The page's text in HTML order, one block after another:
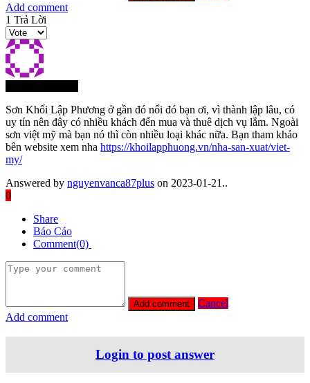
Add comment
1 Trả Lời
Sơn Khối Lập Phương ở gần đó nổi đó bạn ơi, vì thành lập lâu, có
uy tín nên đây có nhiều khách đến mua và thuê dịch vụ lắm. Ngoài
sơn việt mỹ mà bạn nó thì còn nhiều loại khác nữa. Bạn tham khảo
bên website xem nha https://khoilapphuong.vn/nha-san-xuat/viet-
my/
Answered by nguyenvanca87plus on 2023-01-21..
0
Share
Báo Cáo
Comment(0)
Cancel
Add comment
Login to post answer